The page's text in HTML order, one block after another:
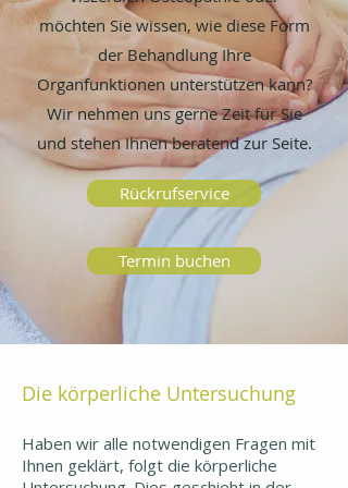
den Osteopathen ein wichtiges
Puzzleteil zu Ihrer Erkrankung
darstellen. Genauso kann die Einnahme
von Medikamenten eine wichtige Rolle
spielen.
möchten Sie wissen, wie diese Form
der Behandlung Ihre
Organfunktionen unterstützen kann?
Wir nehmen uns gerne Zeit für Sie
und stehen Ihnen beratend zur Seite.
Rückrufservice
Termin buchen
Die körperliche Untersuchung
Haben wir alle notwendigen Fragen mit
Ihnen geklärt, folgt die körperliche